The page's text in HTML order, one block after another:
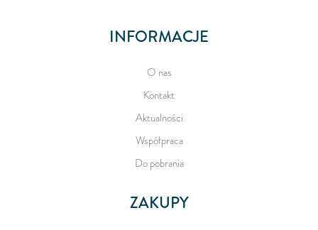
INFORMACJE
O nas
Kontakt
Aktualności
Współpraca
Do pobrania
ZAKUPY